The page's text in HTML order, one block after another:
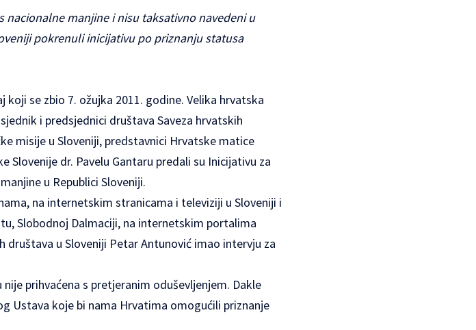
manjine i nisu taksativno navedeni u
pokrenuli inicijativu po priznanju statusa
se zbio 7. ožujka 2011. godine. Velika hrvatska
i predsjednici društava Saveza hrvatskih
misije u Sloveniji, predstavnici Hrvatske matice
Slovenije dr. Pavelu Gantaru predali su Inicijativu za
u Republici Sloveniji.
na internetskim stranicama i televiziji u Sloveniji i
Slobodnoj Dalmaciji, na internetskim portalima
društava u Sloveniji Petar Antunović imao intervju za
prihvaćena s pretjeranim oduševljenjem. Dakle
Ustava koje bi nama Hrvatima omogućili priznanje